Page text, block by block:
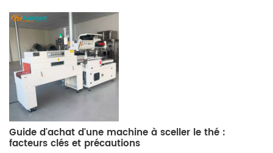
Guide d'achat d'une machine à sceller le thé :
facteurs clés et précautions